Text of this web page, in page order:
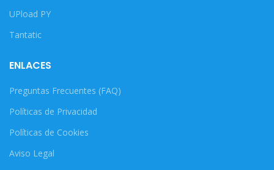
UPload PY
Tantatic
ENLACES
Preguntas Frecuentes (FAQ)
Políticas de Privacidad
Políticas de Cookies
Aviso Legal